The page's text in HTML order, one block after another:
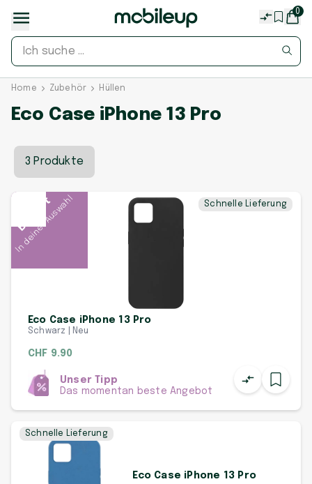
0
Home Zubehör Hüllen
Eco Case iPhone 13 Pro
3 Produkte
Beliebt
In deiner Auswahl Schnelle Lieferung
Eco Case iPhone 13 Pro
Schwarz | Neu
CHF 9.90
Unser Tipp
Das momentan beste Angebot
Schnelle Lieferung
Eco Case iPhone 13 Pro